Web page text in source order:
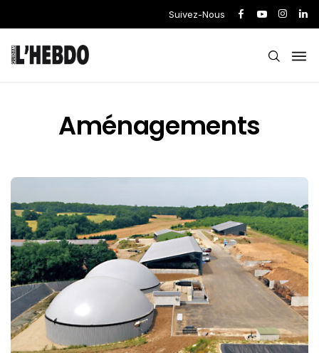
Suivez-Nous
Aménagements